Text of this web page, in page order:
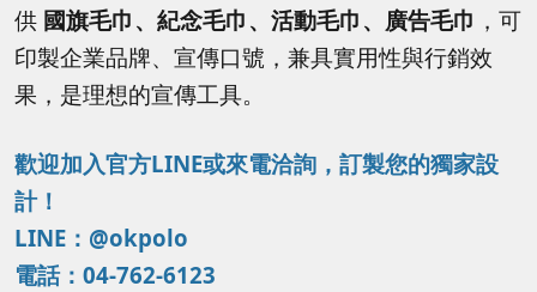
供 國旗毛巾、紀念毛巾、活動毛巾、廣告毛巾 ，可
印製企業品牌、宣傳口號，兼具實用性與行銷效
果，是理想的宣傳工具。
歡迎加入官方LINE或來電洽詢，訂製您的獨家設
計！
LINE：@okpolo
電話：04-762-6123